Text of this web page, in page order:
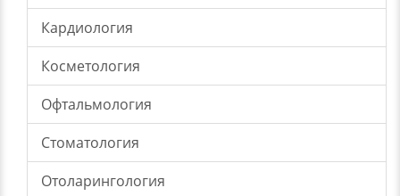
Кардиология
Косметология
Офтальмология
Стоматология
Отоларингология